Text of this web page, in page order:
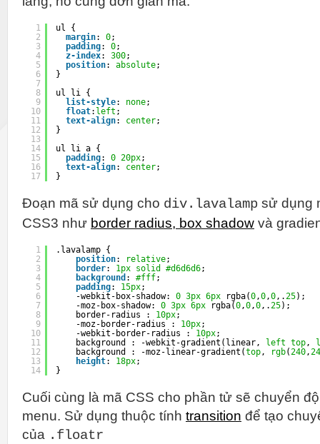
1
2
3
4
5
6
7
8
9
10
11
12
13
14
15
16
17
ul {
margin: 0;
padding: 0;
z-index: 300;
position: absolute;
}
ul li {
list-style: none;
float: left ;
text-align: center;
}
ul li a {
padding: 0 20px;
text-align: center;
}
Đoạn mã sử dụng cho div.lavalamp sử dụng
CSS3 như border radius, box shadow và
1
2
3
4
5
6
7
8
9
10
11
12
13
14
.lavalamp {
position: relative;
border: 1px solid #d6d6d6;
background : #fff;
padding: 15px;
-webkit-box-shadow: 0 3px 6px rgba(0,0,0,.25);
-moz-box-shadow: 0 3px 6px rgba(0,0,0,.25);
border-radius : 10px;
-moz-border-radius : 10px;
-webkit-border-radius : 10px;
background : -webkit-gradient(linear,
left top,
background : -moz-linear-gradient(top, rgb(240,
height: 18px;
}
Cuối cùng là mã CSS cho phần tử sẽ chuyển
menu. Sử dụng thuộc tính transition để tạo
của .floatr